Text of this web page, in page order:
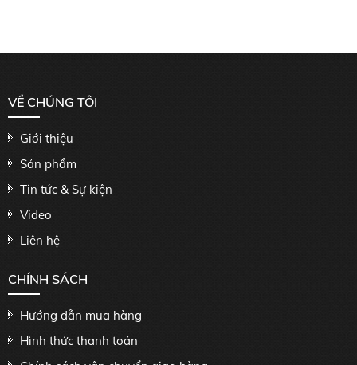
VỀ CHÚNG TÔI
Giới thiệu
Sản phẩm
Tin tức & Sự kiện
Video
Liên hệ
CHÍNH SÁCH
Hướng dẫn mua hàng
Hình thức thanh toán